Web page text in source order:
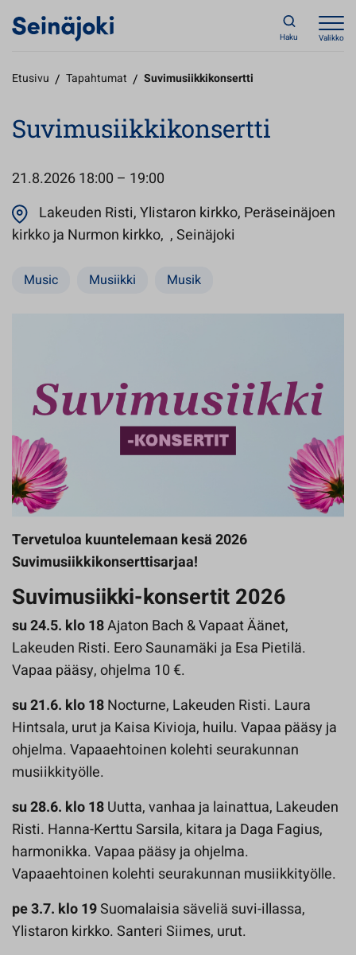
Haku Valikko
Etusivu / Tapahtumat / Suvimusiikkikonsertti
Suvimusiikkikonsertti
21.8.202618:00 – 19:00
Lakeuden Risti, Ylistaron kirkko, Peräseinäjoen
kirkko ja Nurmon kirkko, , Seinäjoki
Music Musiikki Musik
Tervetuloa kuuntelemaan kesä 2026
Suvimusiikkikonserttisarjaa!
Suvimusiikki-konsertit 2026
su 24.5. klo 18Ajaton Bach & Vapaat Äänet,
Lakeuden Risti. Eero Saunamäki ja Esa Pietilä.
Vapaa pääsy, ohjelma 10 €.
su 21.6. klo 18Nocturne, Lakeuden Risti. Laura
Hintsala, urut ja Kaisa Kivioja, huilu. Vapaa pääsy ja
ohjelma. Vapaaehtoinen kolehti seurakunnan
musiikkityölle.
su 28.6. klo 18Uutta, vanhaa ja lainattua, Lakeuden
Risti. Hanna-Kerttu Sarsila, kitara ja Daga Fagius,
harmonikka. Vapaa pääsy ja ohjelma.
Vapaaehtoinen kolehti seurakunnan musiikkityölle.
pe 3.7. klo 19Suomalaisia säveliä suvi-illassa,
Ylistaron kirkko. Santeri Siimes, urut.